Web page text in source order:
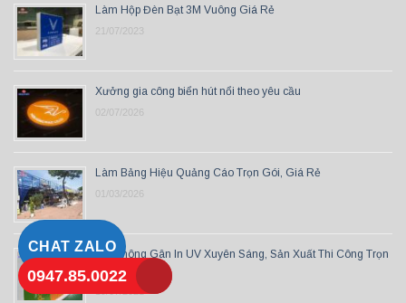
CHAT ZALO
0947.85.0022
Làm Hộp Đèn Bạt 3M Vuông Giá Rẻ
21/07/2023
Xưởng gia công biển hút nổi theo yêu cầu
02/07/2026
Làm Bảng Hiệu Quảng Cáo Trọn Gói, Giá Rẻ
01/03/2026
Bạt Không Gân In UV Xuyên Sáng, Sản Xuất Thi Công Trọn
Gói
19/07/2021